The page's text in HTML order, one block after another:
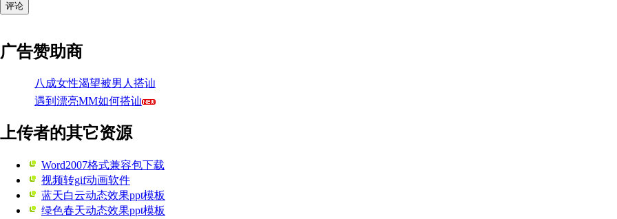
广告赞助商
八成女性渴望被男人搭讪
遇到漂亮MM如何搭讪
上传者的其它资源
Word2007格式兼容包下载
视频转gif动画软件
蓝天白云动态效果ppt模板
绿色春天动态效果ppt模板